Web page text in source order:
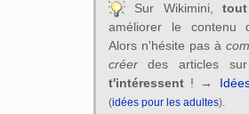
Sur Wikimini,
améliorer le contenu
Alors n'hésite pas à
créerdes articles
t'intéressent! →
(idées pour les adultes).